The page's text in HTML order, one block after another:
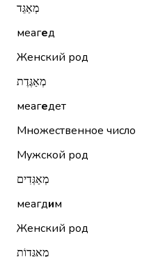
מְאַגֵּד
меагед
Женский род
מְאַגֶּדֶת
меагедет
Множественное число
Мужской род
מְאַגְּדִים
меагдим
Женский род
מְאַגְּדוֹת